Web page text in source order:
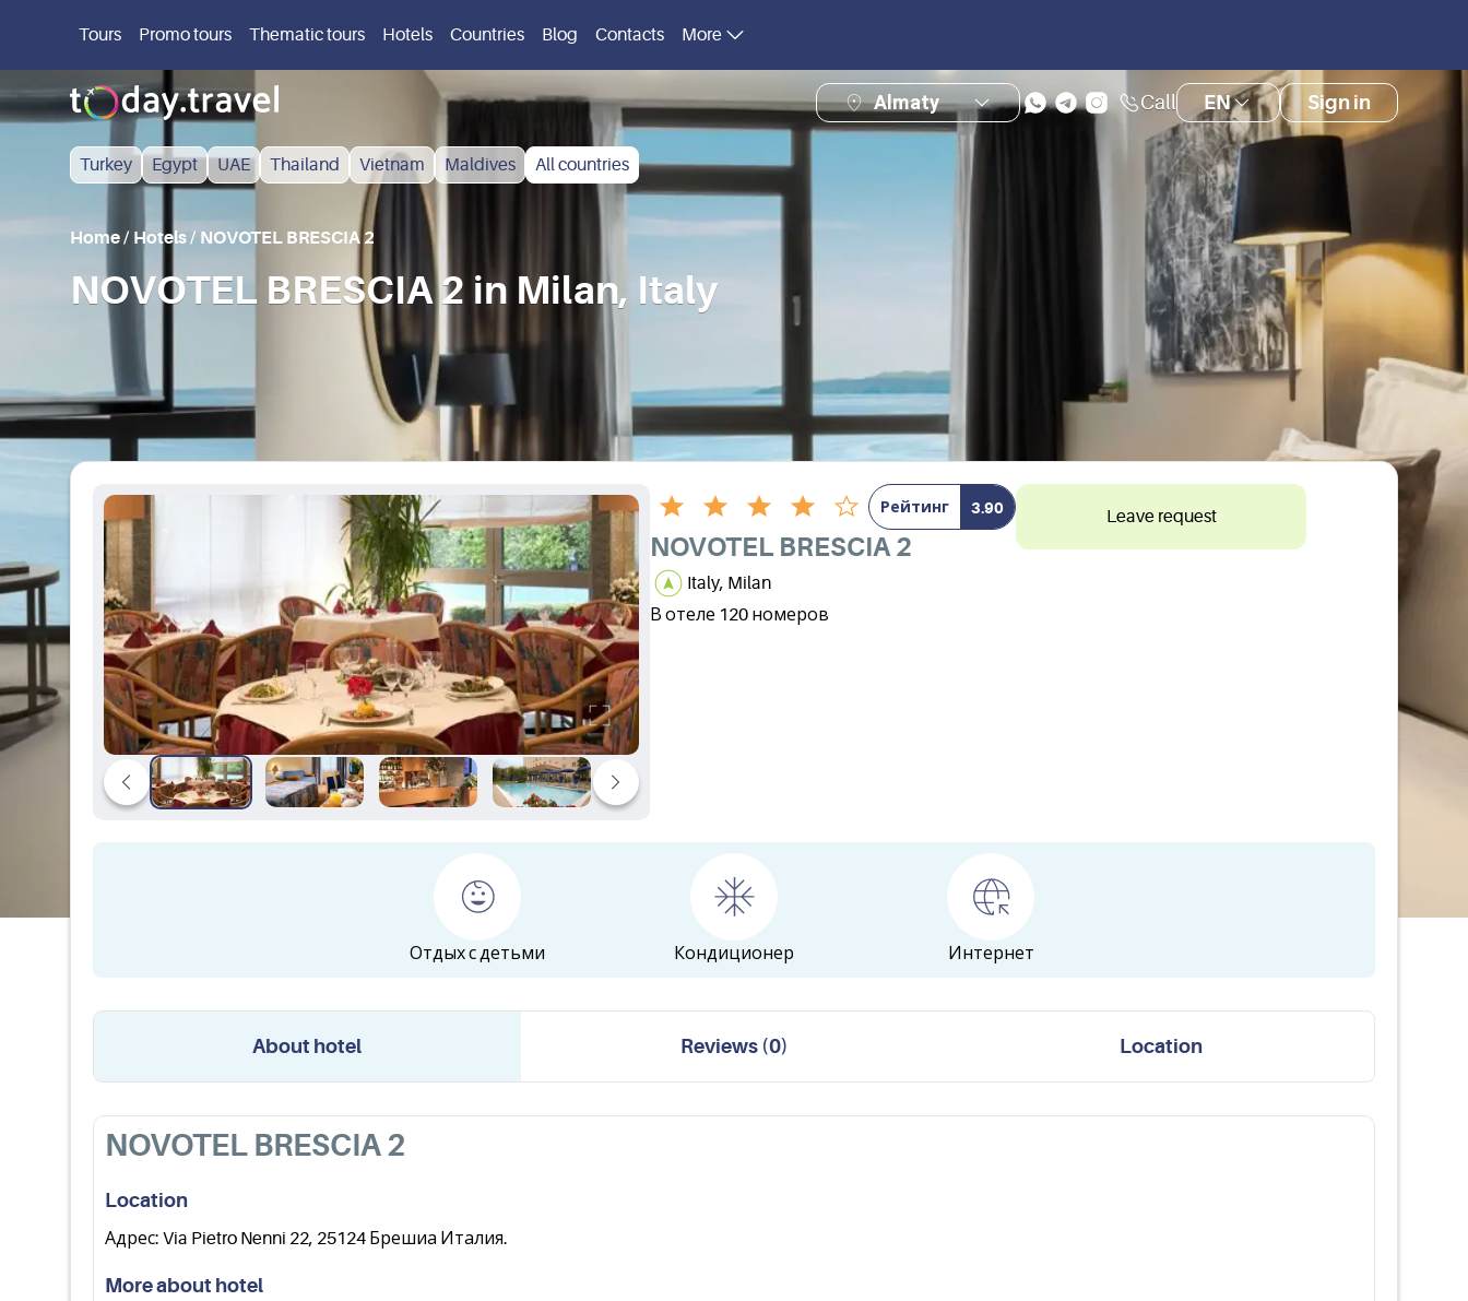
Tours Promo tours Thematic tours Hotels Countries Blog Contacts More
Almaty Call EN Sign in
Turkey Egypt UAE Thailand Vietnam Maldives All countries
Home/ Hotels/ NOVOTEL BRESCIA 2
NOVOTEL BRESCIA 2 in Milan, Italy
Рейтинг 3.90
NOVOTEL BRESCIA 2
Italy, Milan
В отеле 120 номеров
Leave request
Отдых с детьми Кондиционер Интернет
About hotel Reviews(0) Location
NOVOTEL BRESCIA 2
Location
Адрес: Via Pietro Nenni 22, 25124 Брешиа Италия.
More about hotel